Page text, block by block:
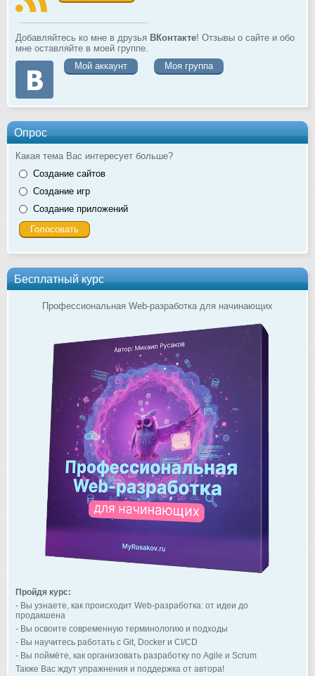
Добавляйтесь ко мне в друзья ВКонтакте! Отзывы о сайте и обо
мне оставляйте в моей группе.
Мой аккаунт
Моя группа
Опрос
Какая тема Вас интересует больше?
Создание сайтов
Создание игр
Создание приложений
Бесплатный курс
Профессиональная Web-разработка для начинающих
Пройдя курс:
- Вы узнаете, как происходит Web-разработка: от идеи до
продакшена
- Вы освоите современную терминологию и подходы
- Вы научитесь работать с Git, Docker и CI/CD
- Вы поймёте, как организовать разработку по Agile и Scrum
Также Вас ждут упражнения и поддержка от автора!